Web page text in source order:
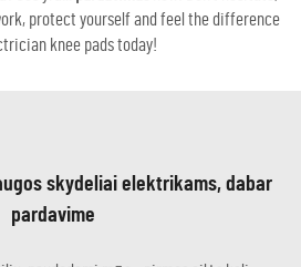
protect yourself and feel the difference
knee pads today!
skydeliai elektrikams, dabar
pardavime